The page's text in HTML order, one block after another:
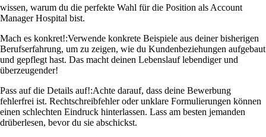
wissen, warum du die perfekte Wahl für die Position als Account
Manager Hospital bist.
Mach es konkret!:Verwende konkrete Beispiele aus deiner bisherigen
Berufserfahrung, um zu zeigen, wie du Kundenbeziehungen aufgebaut
und gepflegt hast. Das macht deinen Lebenslauf lebendiger und
überzeugender!
Pass auf die Details auf!:Achte darauf, dass deine Bewerbung
fehlerfrei ist. Rechtschreibfehler oder unklare Formulierungen können
einen schlechten Eindruck hinterlassen. Lass am besten jemanden
drüberlesen, bevor du sie abschickst.